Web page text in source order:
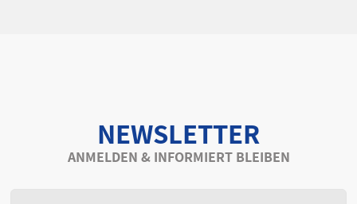
NEWSLETTER
ANMELDEN & INFORMIERT BLEIBEN